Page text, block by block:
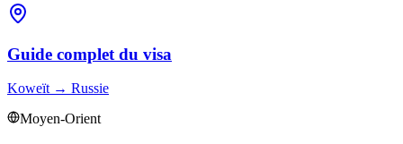
Guide complet du visa
Koweït → Russie
Moyen-Orient